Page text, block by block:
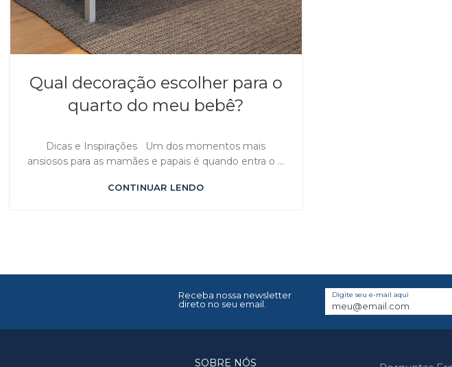
Qual decoração escolher para o
quarto do meu bebê?
Dicas e Inspirações Um dos momentos mais
ansiosos para as mamães e papais é quando entra o ...
CONTINUAR LENDO
Receba nossa newsletter
direto no seu email.
Digite seu e-mail aqui
SOBRE NÓS